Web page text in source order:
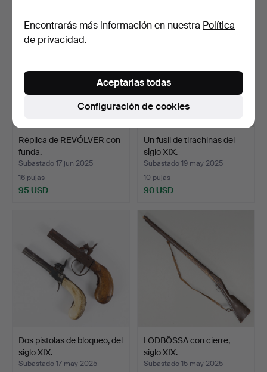
Réplica de REVÓLVER con
funda.
Subastado 17 jun 2025
16 pujas
95 USD
Un fusil de tirachinas del
siglo XIX.
Subastado 19 may 2025
10 pujas
90 USD
Dos pistolas de bloqueo, del
siglo XIX.
Subastado 17 may 2025
LODBÖSSA con cierre,
siglo XIX.
Subastado 15 may 2025
Encontrarás más información en nuestra Política
de privacidad.
Configuración de cookies
Aceptarlas todas